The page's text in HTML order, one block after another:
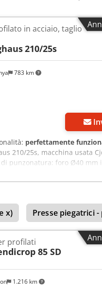
783 km
in acciaio, taglio
210/25s
perfettamente
210/25s, macchina usata
punzonatura: foro Ø40 mm
x)
Presse piegatrici -
1.216 km
profilati
85 SD